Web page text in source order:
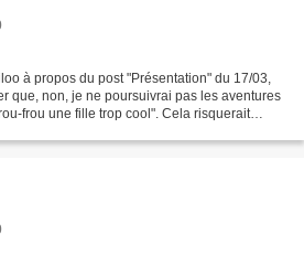
à propos du post "Présentation" du 17/03,
que, non, je ne poursuivrai pas les aventures
frou une fille trop cool". Cela risquerait